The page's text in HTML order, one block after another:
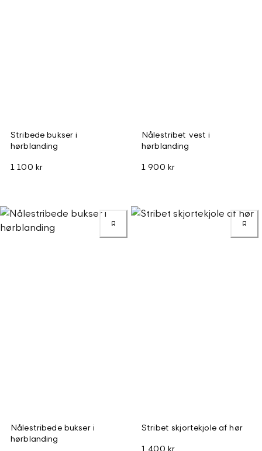
Stribede bukser i
hørblanding
1 100 kr
Nålestribet vest i
hørblanding
1 900 kr
Nålestribede bukser i
hørblanding
Stribet skjortekjole af hør
1 400 kr